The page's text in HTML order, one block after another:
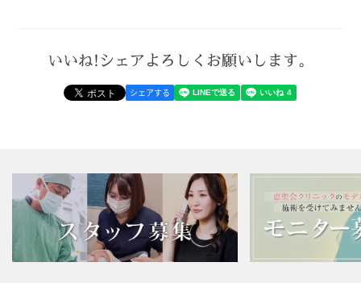
いいね!シェアよろしくお願いします。
シェアする